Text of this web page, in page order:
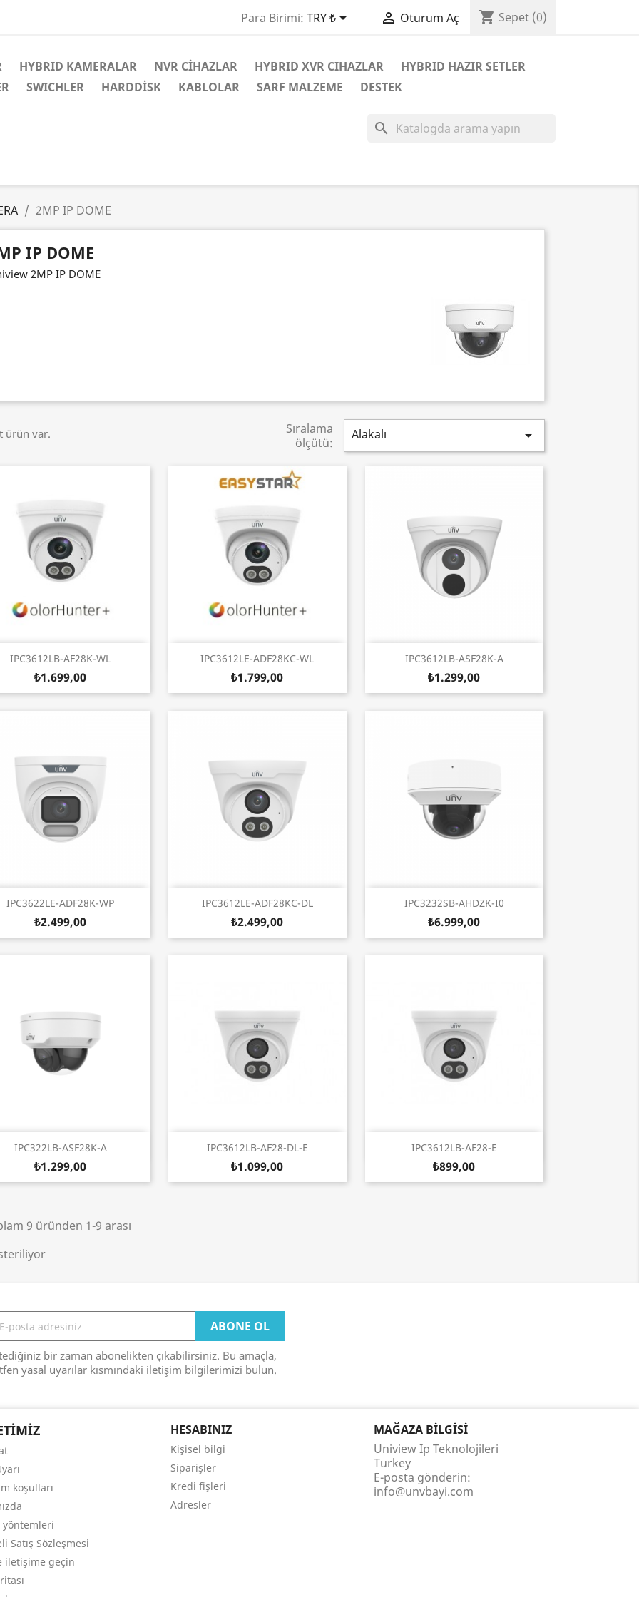
Para Birimi: TRY ₺  Oturum Aç shopping_cart Sepet (0)
HYBRID KAMERALAR NVR CİHAZLAR HYBRID XVR CIHAZLAR
HYBRID HAZIR SETLER
SWICHLER HARDDİSK KABLOLAR SARF MALZEME DESTEK
search
2MP IP DOME
IP DOME
2MP IP DOME
ürün var.
Sıralama
ölçütü:
Alakalı 
IPC3612LB-AF28K-WL
₺1.699,00
Hızlı Görünüm IPC3612LE-ADF28KC-WL
₺1.799,00
Hızlı Görünüm IPC3612LB-ASF28K-A
₺1.299,00
Hızlı Görünüm
IPC3622LE-ADF28K-WP
₺2.499,00
Hızlı Görünüm IPC3612LE-ADF28KC-DL
₺2.499,00
Hızlı Görünüm IPC3232SB-AHDZK-I0
₺6.999,00
Hızlı Görünüm
IPC322LB-ASF28K-A
₺1.299,00
Hızlı Görünüm IPC3612LB-AF28-DL-E
₺1.099,00
Hızlı Görünüm IPC3612LB-AF28-E
₺899,00
Hızlı Görünüm
9 üründen 1-9 arası
bir zaman abonelikten çıkabilirsiniz. Bu amaçla,
yasal uyarılar kısmındaki iletişim bilgilerimizi bulun.
koşulları
yöntemleri
Satış Sözleşmesi
iletişime geçin
HESABINIZ
Kişisel bilgi
Siparişler
Kredi fişleri
Adresler
MAĞAZA BILGISI
Uniview Ip Teknolojileri
Turkey
E-posta gönderin:
info@unvbayi.com